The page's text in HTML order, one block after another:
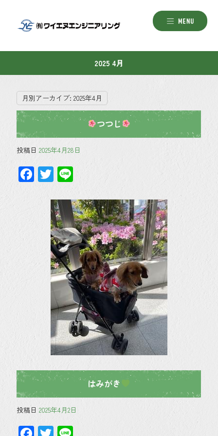
2025 4月
月別アーカイブ: 2025年4月
つつじ
投稿日 2025年4月28日
F
ac
b
T
wi
tt
er
Li
はみがき
投稿日 2025年4月2日